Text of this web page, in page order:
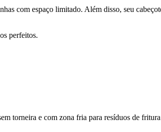
com espaço limitado. Além disso, seu
perfeitos.
torneira e com zona fria para resíduos de